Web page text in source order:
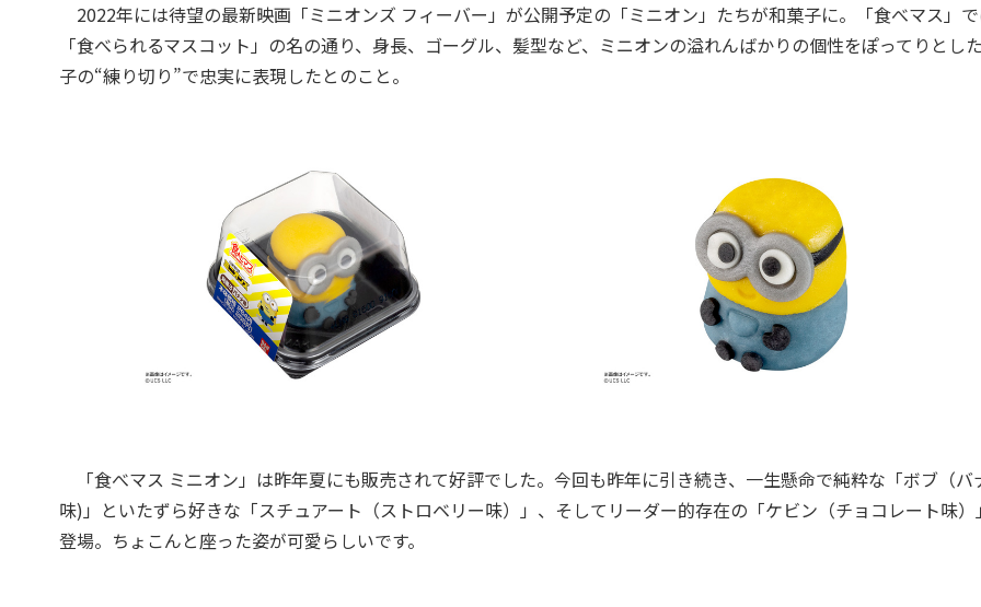
2022年には待望の最新映画「ミニオンズ フィーバー」が公開予定の「ミニオン」たちが和菓子に。「食べマス」
「食べられるマスコット」の名の通り、身長、ゴーグル、髪型など、ミニオンの溢れんばかりの個性をぽってりとし
子の“練り切り”で忠実に表現したとのこと。
「食べマス ミニオン」は昨年夏にも販売されて好評でした。今回も昨年に引き続き、一生懸命で純粋な「ボブ（バ
味)」といたずら好きな「スチュアート（ストロベリー味）」、そしてリーダー的存在の「ケビン（チョコレート味）
登場。ちょこんと座った姿が可愛らしいです。